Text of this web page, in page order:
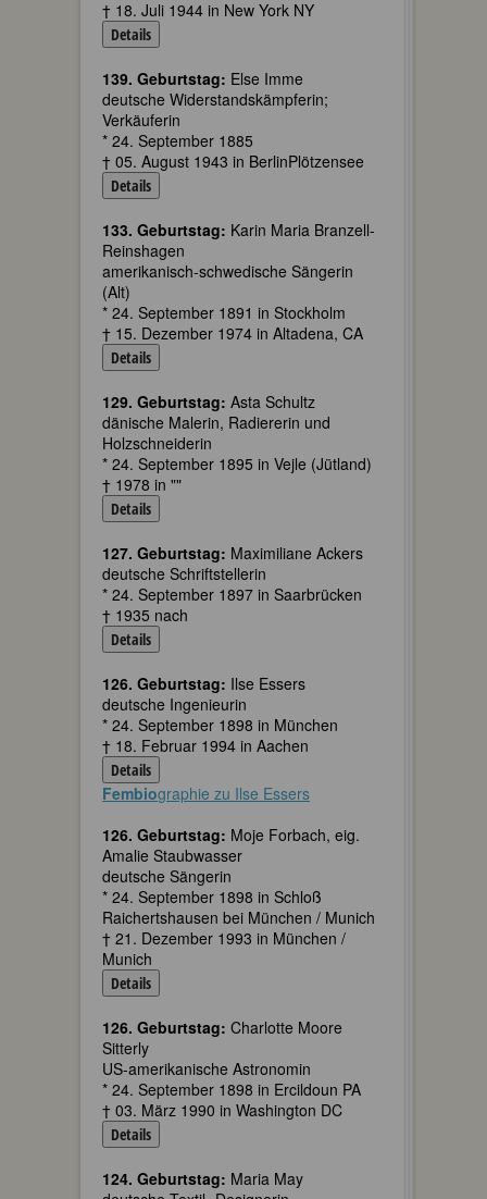
† 18. Juli 1944 in New York NY
Details
139. Geburtstag: Else Imme
deutsche Widerstandskämpferin;
Verkäuferin
* 24. September 1885
† 05. August 1943 in BerlinPlötzensee
Details
133. Geburtstag: Karin Maria Branzell-
Reinshagen
amerikanisch-schwedische Sängerin
(Alt)
* 24. September 1891 in Stockholm
† 15. Dezember 1974 in Altadena, CA
Details
129. Geburtstag: Asta Schultz
dänische Malerin, Radiererin und
Holzschneiderin
* 24. September 1895 in Vejle (Jütland)
† 1978 in ""
Details
127. Geburtstag: Maximiliane Ackers
deutsche Schriftstellerin
* 24. September 1897 in Saarbrücken
† 1935 nach
Details
126. Geburtstag: Ilse Essers
deutsche Ingenieurin
* 24. September 1898 in München
† 18. Februar 1994 in Aachen
Details
Fembiographie zu Ilse Essers
126. Geburtstag: Moje Forbach, eig.
Amalie Staubwasser
deutsche Sängerin
* 24. September 1898 in Schloß
Raichertshausen bei München / Munich
† 21. Dezember 1993 in München /
Munich
Details
126. Geburtstag: Charlotte Moore
Sitterly
US-amerikanische Astronomin
* 24. September 1898 in Ercildoun PA
† 03. März 1990 in Washington DC
Details
124. Geburtstag: Maria May